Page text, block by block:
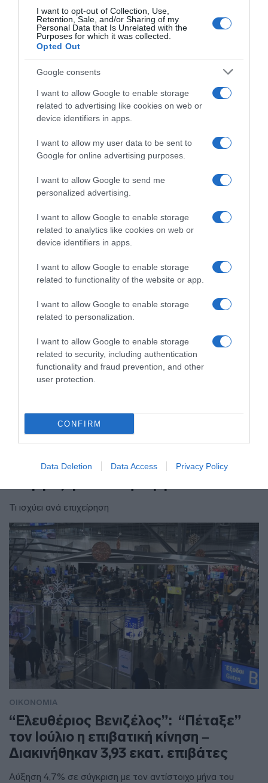
I want to opt-out of Collection, Use,
Retention, Sale, and/or Sharing of my
Personal Data that Is Unrelated with the
Purposes for which it was collected.
Opted Out
Google consents
I want to allow Google to enable storage
related to advertising like cookies on web or
device identifiers in apps.
I want to allow my user data to be sent to
Google for online advertising purposes.
I want to allow Google to send me
personalized advertising.
I want to allow Google to enable storage
related to analytics like cookies on web or
device identifiers in apps.
I want to allow Google to enable storage
related to functionality of the website or app.
I want to allow Google to enable storage
related to personalization.
I want to allow Google to enable storage
related to security, including authentication
functionality and fraud prevention, and other
user protection.
CONFIRM
Data Deletion Data Access Privacy Policy
ΟΙΚΟΝΟΜΙΑ
Δεκαπενταύγουστο: Πώς αμείβονται
Τι ισχύει ανά επιχείρηση
ΟΙΚΟΝΟΜΙΑ
“Ελευθέριος Βενιζέλος”: “Πέταξε”
τον Ιούλιο η επιβατική κίνηση –
Διακινήθηκαν 3,93 εκατ. επιβάτες
Αύξηση 4,7% σε σύγκριση με τον αντίστοιχο μήνα του